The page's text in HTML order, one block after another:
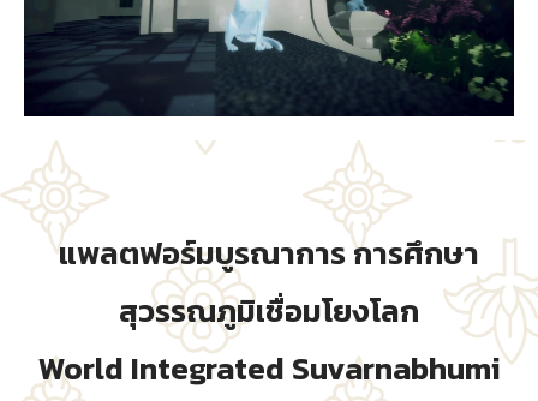
แพลตฟอร์มบูรณาการ การศึกษา
สุวรรณภูมิเชื่อมโยงโลก
World Integrated Suvarnabhumi